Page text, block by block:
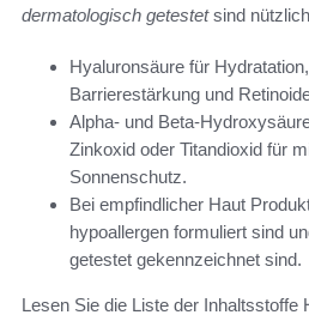
dermatologisch getestetsind
Hyaluronsäure für
Barrierestärkung und
Alpha- und Beta-
Zinkoxid oder Titandioxid für
Sonnenschutz.
Bei empfindlicher Haut
hypoallergen formuliert sind
getestet gekennzeichnet sind.
Lesen Sie die Liste der Inhaltsstoffe